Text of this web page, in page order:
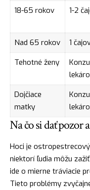
18-65 rokov
1-2
Nad 65 rokov
1
Tehotné ženy
Dojčiace
matky
Na čo si dať pozor
Hoci je
niektorí ľudia môžu
ide o mierne tráviacie
Tieto problémy